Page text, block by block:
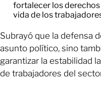
fortalecer los
vida de los
Subrayó que la defensa
asunto político, sino
garantizar la estabilidad
de trabajadores del